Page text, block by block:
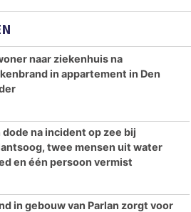
naar ziekenhuis na
in appartement in Den
dode na incident op zee bij
twee mensen uit water
en één persoon vermist
in gebouw van Parlan zorgt voor